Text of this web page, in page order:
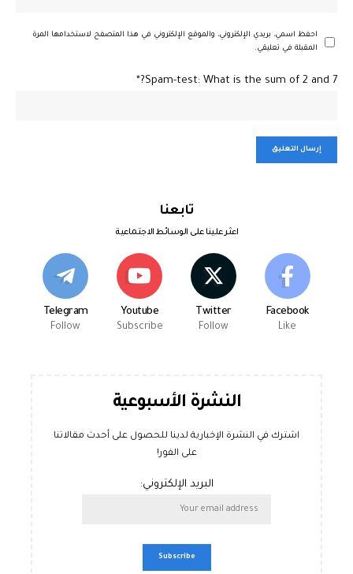
احفظ اسمي، بريدي الإلكتروني، والموقع الإلكتروني في هذا المتصفح لاستخدامها المرة
المقبلة في تعليقي.
Spam-test: What is the sum of 2 and 7?*
تابعنا
اعثر علينا على الوسائط الاجتماعية
Facebook
Like
Twitter
Follow
Youtube
Subscribe
Telegram
Follow
النشرة الأسبوعية
اشترك في النشرة الإخبارية لدينا للحصول على أحدث مقالاتنا
على الفور!
البريد الإلكتروني: